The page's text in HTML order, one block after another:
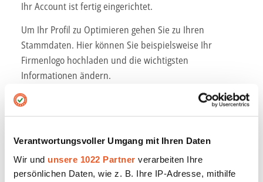
Verantwortungsvoller Umgang mit Ihren Daten
Wir und unsere 1022 Partner verarbeiten Ihre
persönlichen Daten, wie z. B. Ihre IP-Adresse, mithilfe
Ihr Account ist fertig eingerichtet.
Um Ihr Profil zu Optimieren gehen Sie zu Ihren
Stammdaten. Hier können Sie beispielsweise Ihr
Firmenlogo hochladen und die wichtigsten
Informationen ändern.
1. Laden Sie Ihr Logo hoch
mit Ihren Bewertungen angezeigt.
Empfohlenes Seitenverhältnis: 1:1 oder